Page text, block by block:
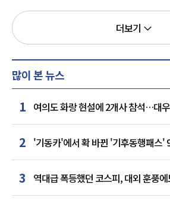
더보기
많이 본 뉴스
1 여의도 화랑 현설에 2개사 참석…대
거점 확보하나
2 '기동카'에서 확 바뀐 '기후동행패스'
카드사 경쟁
3
역대급 폭등했던 코스피, 대외 훈풍
급락